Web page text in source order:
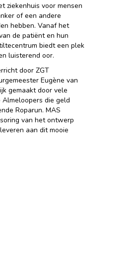
ziekenhuis voor mensen
of een andere
hebben. Vanaf het
de patiënt en hun
biedt een plek
luisterend oor.
door ZGT
Eugène van
gemaakt door vele
die geld
Roparun. MAS
van het ontwerp
aan dit mooie